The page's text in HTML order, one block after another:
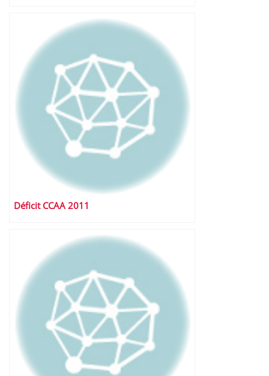
Déficit CCAA 2011